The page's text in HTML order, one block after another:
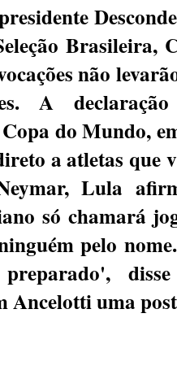
Brasileira,
não
A
do Mundo,
a atletas que
Lula
só chamará
pelo
Ancelotti uma